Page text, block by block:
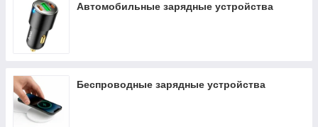
Автомобильные зарядные устройства
Беспроводные зарядные устройства